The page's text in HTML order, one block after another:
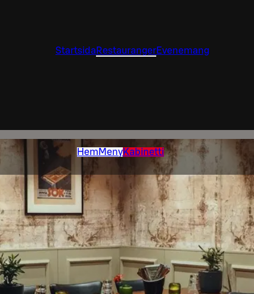
Startsida RestaurangerEvenemang
Hem MenyKabinetti